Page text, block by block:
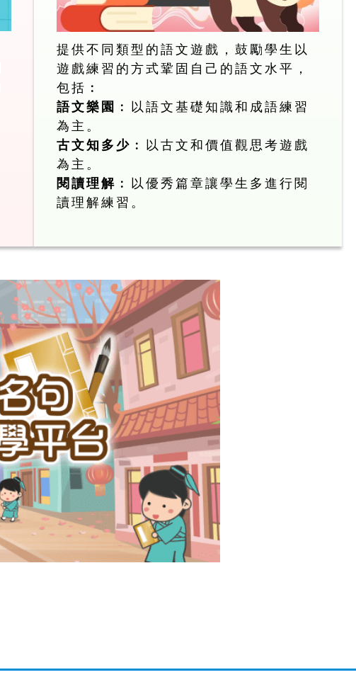
提供不同類型的語文遊戲，鼓勵學生以
遊戲練習的方式鞏固自己的語文水平，
包括︰
語文樂園 ︰以語文基礎知識和成語練習
為主。
古文知多少 ︰以古文和價值觀思考遊戲
為主。
閱讀理解 ︰以優秀篇章讓學生多進行閱
讀理解練習。